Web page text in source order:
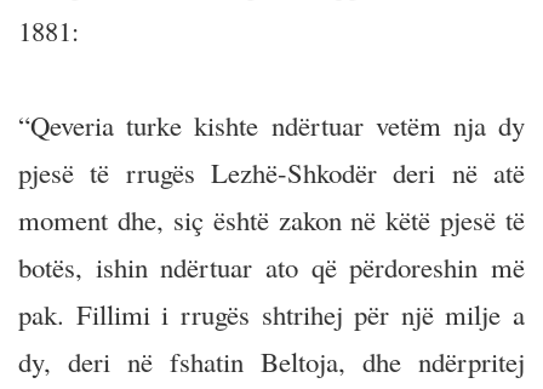
1881:
“Qeveria turke kishte ndërtuar vetëm nja dy
pjesë të rrugës Lezhë-Shkodër deri në atë
moment dhe, siç është zakon në këtë pjesë të
botës, ishin ndërtuar ato që përdoreshin më
pak. Fillimi i rrugës shtrihej për një milje a
dy, deri në fshatin Beltoja, dhe ndërpritej